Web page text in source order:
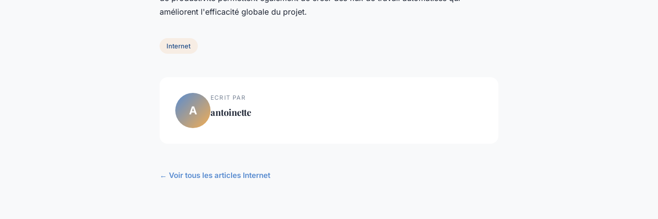
améliorent l'efficacité globale du projet.
Internet
A
ECRIT PAR
antoinette
← Voir tous les articles Internet